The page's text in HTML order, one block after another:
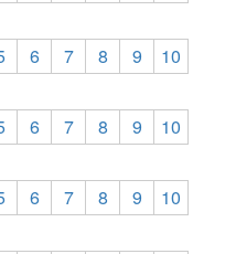
6 7 8 9
10
6 7 8 9
10
6 7 8 9
10